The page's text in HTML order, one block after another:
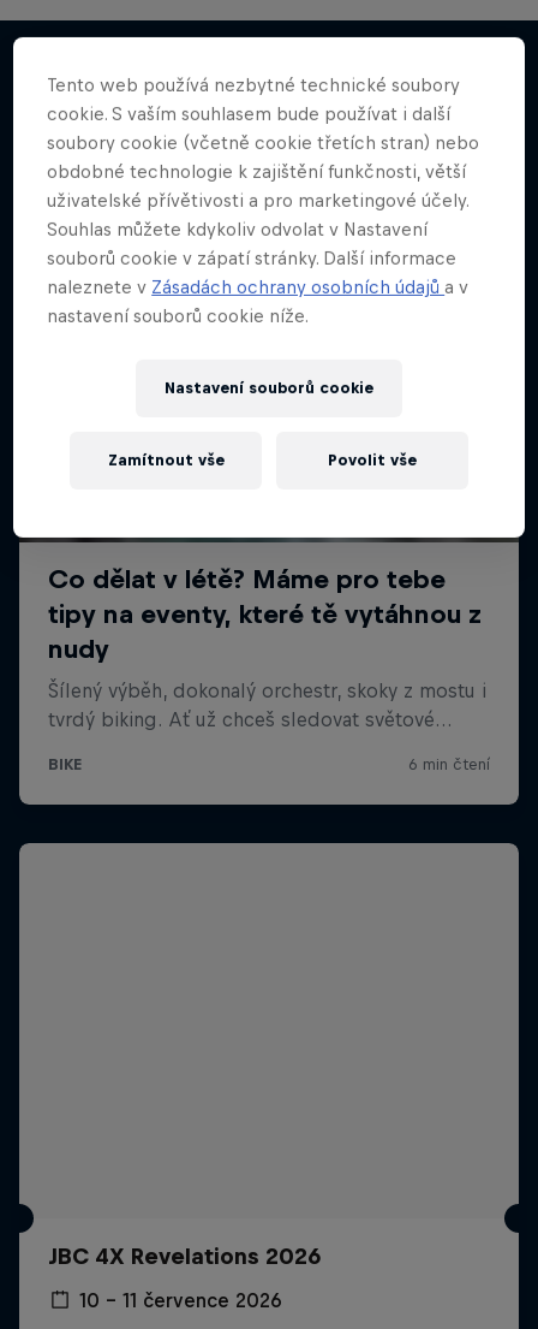
Něco podobného?
JBC 4X Revelations 2026
10 – 11 července 2026
Tento web používá nezbytné technické soubory
cookie. S vaším souhlasem bude používat i další
soubory cookie (včetně cookie třetích stran) nebo
obdobné technologie k zajištění funkčnosti, větší
uživatelské přívětivosti a pro marketingové účely.
Souhlas můžete kdykoliv odvolat v Nastavení
souborů cookie v zápatí stránky. Další informace
naleznete v Zásadách ochrany osobních údajůa v
nastavení souborů cookie níže.
Nastavení souborů cookie
Zamítnout vše Povolit vše